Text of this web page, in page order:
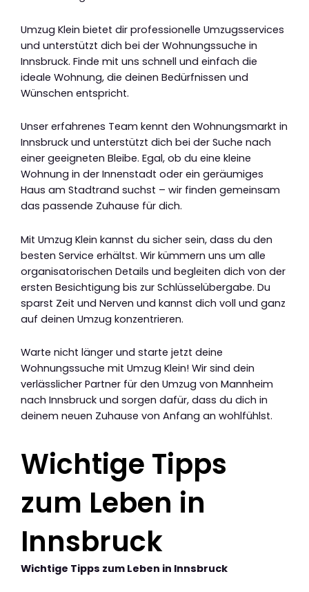
Umzug Klein bietet dir professionelle Umzugsservices
und unterstützt dich bei der Wohnungssuche in
Innsbruck. Finde mit uns schnell und einfach die
ideale Wohnung, die deinen Bedürfnissen und
Wünschen entspricht.
Unser erfahrenes Team kennt den Wohnungsmarkt in
Innsbruck und unterstützt dich bei der Suche nach
einer geeigneten Bleibe. Egal, ob du eine kleine
Wohnung in der Innenstadt oder ein geräumiges
Haus am Stadtrand suchst – wir finden gemeinsam
das passende Zuhause für dich.
Mit Umzug Klein kannst du sicher sein, dass du den
besten Service erhältst. Wir kümmern uns um alle
organisatorischen Details und begleiten dich von der
ersten Besichtigung bis zur Schlüsselübergabe. Du
sparst Zeit und Nerven und kannst dich voll und ganz
auf deinen Umzug konzentrieren.
Warte nicht länger und starte jetzt deine
Wohnungssuche mit Umzug Klein! Wir sind dein
verlässlicher Partner für den Umzug von Mannheim
nach Innsbruck und sorgen dafür, dass du dich in
deinem neuen Zuhause von Anfang an wohlfühlst.
Wichtige Tipps
zum Leben in
Innsbruck
Wichtige Tipps zum Leben in Innsbruck